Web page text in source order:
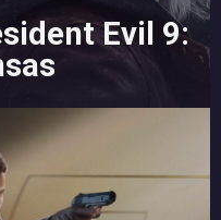
Evil 9: